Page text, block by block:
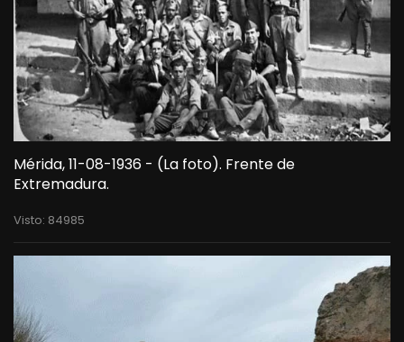
Mérida, 11-08-1936 - (La foto). Frente de
Extremadura.
Visto: 84985